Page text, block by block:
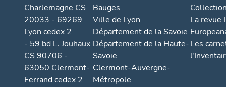
Charlemagne CS
20033 - 69269
Lyon cedex 2
- 59 bd L. Jouhaux
CS 90706 -
63050 Clermont-
Ferrand cedex 2
Bauges
Ville de Lyon
Département de la Savoie
Département de la Haute-
Savoie
Clermont-Auvergne-
Métropole
La revue
Les